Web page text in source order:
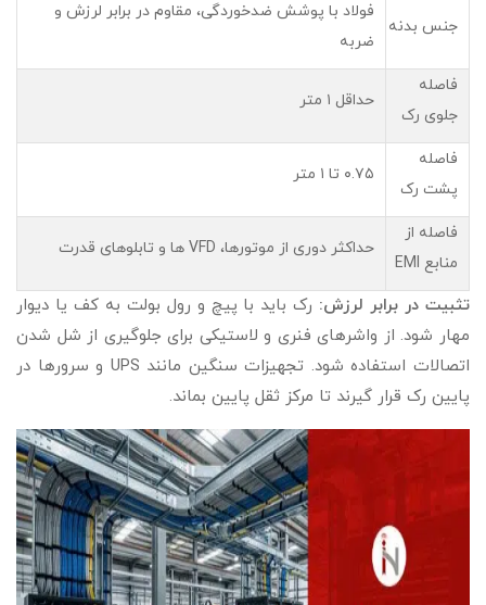
جنس بدنه
فولاد با پوشش ضدخوردگی، مقاوم در برابر لرزش و
ضربه
فاصله
جلوی رک
حداقل ۱ متر
فاصله
پشت رک
۰.۷۵ تا ۱ متر
فاصله از
منابع EMI
حداکثر دوری از موتورها، VFD ها و تابلوهای قدرت
تثبیت در برابر لرزش: رک باید با پیچ و رول بولت به کف یا دیوار
مهار شود. از واشرهای فنری و لاستیکی برای جلوگیری از شل شدن
اتصالات استفاده شود. تجهیزات سنگین مانند UPS و سرورها در
پایین رک قرار گیرند تا مرکز ثقل پایین بماند.